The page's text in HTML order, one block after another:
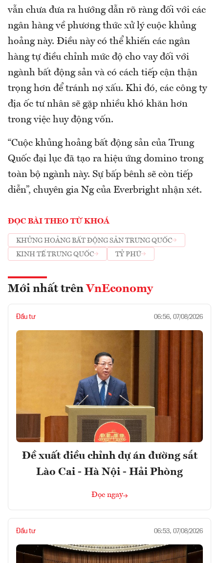
vẫn chưa đưa ra hướng dẫn rõ ràng đối với các
ngân hàng về phương thức xử lý cuộc khủng
hoảng này. Điều này có thể khiến các ngân
hàng tự điều chỉnh mức độ cho vay đối với
ngành bất động sản và có cách tiếp cận thận
trọng hơn để tránh nợ xấu. Khi đó, các công ty
địa ốc tư nhân sẽ gặp nhiều khó khăn hơn
trong việc huy động vốn.
“Cuộc khủng hoảng bất động sản của Trung
Quốc đại lục đã tạo ra hiệu ứng domino trong
toàn bộ ngành này. Sự bấp bênh sẽ còn tiếp
diễn”, chuyên gia Ng của Everbright nhận xét.
ĐỌC BÀI THEO TỪ KHOÁ
KHỦNG HOẢNG BẤT ĐỘNG SẢN TRUNG QUỐC
KINH TẾ TRUNG QUỐC
TỶ PHÚ
Mới nhất trên VnEconomy
Đầu tư 06:56, 07/08/2026
Đề xuất điều chỉnh dự án đường sắt
Lào Cai - Hà Nội - Hải Phòng
Đọc ngay
Đầu tư 06:53, 07/08/2026